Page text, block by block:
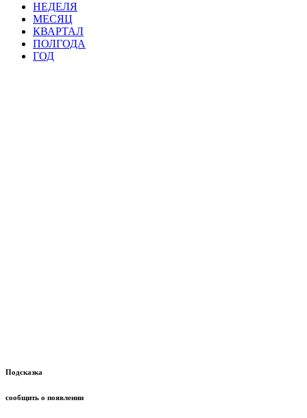
НЕДЕЛЯ
МЕСЯЦ
КВАРТАЛ
ПОЛГОДА
ГОД
Подсказка
сообщить о появлении